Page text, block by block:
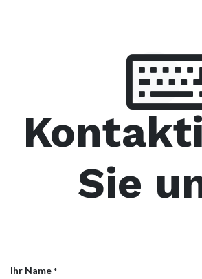
Sie
Ihr Name *